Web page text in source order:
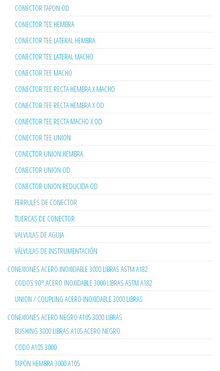
CONECTOR TAPON OD
CONECTOR TEE HEMBRA
CONECTOR TEE LATERAL HEMBRA
CONECTOR TEE LATERAL MACHO
CONECTOR TEE MACHO
CONECTOR TEE RECTA HEMBRA X MACHO
CONECTOR TEE RECTA HEMBRA X OD
CONECTOR TEE RECTA MACHO X OD
CONECTOR TEE UNION
CONECTOR UNION HEMBRA
CONECTOR UNION OD
CONECTOR UNION REDUCIDA OD
FERRULES DE CONECTOR
TUERCAS DE CONECTOR
VALVULAS DE AGUJA
VÁLVULAS DE INSTRUMENTACIÓN
CONEXIONES ACERO INOXIDABLE 3000 LIBRAS ASTM A182
CODOS 90° ACERO INOXIDABLE 3000 LIBRAS ASTM A182
UNION / COUPLING ACERO INOXIDABLE 3000 LIBRAS
CONEXIONES ACERO NEGRO A105 3000 LIBRAS
BUSHING 3000 LIBRAS A105 ACERO NEGRO
CODO A105 3000
TAPÓN HEMBRA 3000 A105